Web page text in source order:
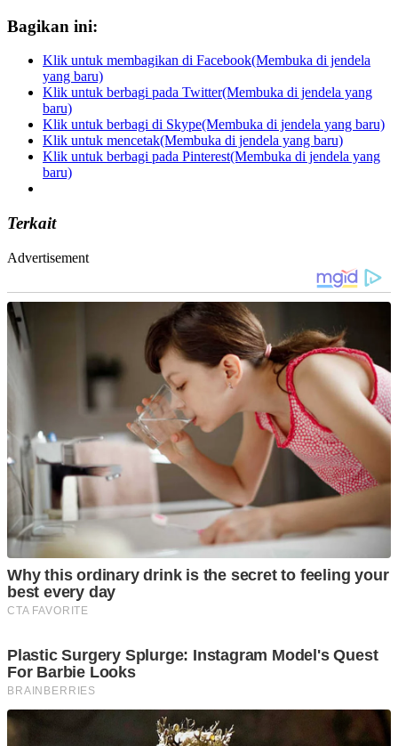
Bagikan ini:
Klik untuk membagikan di Facebook(Membuka di jendela
yang baru)
Klik untuk berbagi pada Twitter(Membuka di jendela yang
baru)
Klik untuk berbagi di Skype(Membuka di jendela yang baru)
Klik untuk mencetak(Membuka di jendela yang baru)
Klik untuk berbagi pada Pinterest(Membuka di jendela yang
baru)
Terkait
Advertisement